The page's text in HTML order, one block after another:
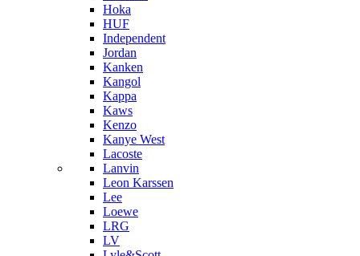
Hoka
HUF
Independent
Jordan
Kanken
Kangol
Kappa
Kaws
Kenzo
Kanye West
Lacoste
Lanvin
Leon Karssen
Lee
Loewe
LRG
LV